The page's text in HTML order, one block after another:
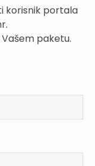
korisnik portala
paketu.